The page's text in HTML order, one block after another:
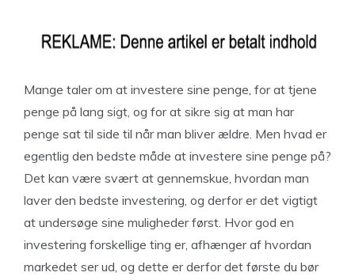
Mange taler om at investere sine penge, for at tjene
penge på lang sigt, og for at sikre sig at man har
penge sat til side til når man bliver ældre. Men hvad er
egentlig den bedste måde at investere sine penge på?
Det kan være svært at gennemskue, hvordan man
laver den bedste investering, og derfor er det vigtigt
at undersøge sine muligheder først. Hvor god en
investering forskellige ting er, afhænger af hvordan
markedet ser ud, og dette er derfor det første du bør